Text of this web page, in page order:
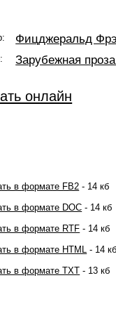
Фицджеральд
Зарубежная
онлайн
в формате FB2 - 14 кб
в формате DOC - 14 кб
в формате RTF - 14 кб
в формате HTML - 14
в формате TXT - 13 кб